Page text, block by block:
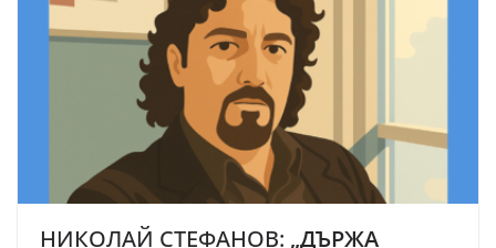
НИКОЛАЙ СТЕФАНОВ: „ДЪРЖА